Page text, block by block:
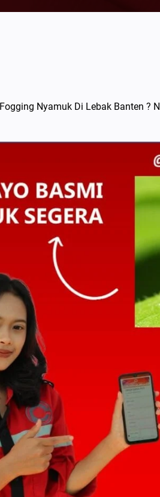
Nyamuk Di Lebak Banten ?